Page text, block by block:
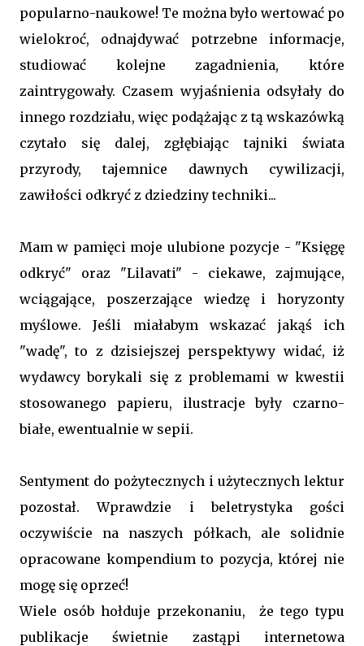
popularno-naukowe! Te można było wertować po
wielokroć, odnajdywać potrzebne informacje,
studiować kolejne zagadnienia, które
zaintrygowały. Czasem wyjaśnienia odsyłały do
innego rozdziału, więc podążając z tą wskazówką
czytało się dalej, zgłębiając tajniki świata
przyrody, tajemnice dawnych cywilizacji,
zawiłości odkryć z dziedziny techniki...
Mam w pamięci moje ulubione pozycje - "Księgę
odkryć" oraz "Lilavati" - ciekawe, zajmujące,
wciągające, poszerzające wiedzę i horyzonty
myślowe. Jeśli miałabym wskazać jakąś ich
"wadę", to z dzisiejszej perspektywy widać, iż
wydawcy borykali się z problemami w kwestii
stosowanego papieru, ilustracje były czarno-
białe, ewentualnie w sepii.
Sentyment do pożytecznych i użytecznych lektur
pozostał. Wprawdzie i beletrystyka gości
oczywiście na naszych półkach, ale solidnie
opracowane kompendium to pozycja, której nie
mogę się oprzeć!
Wiele osób hołduje przekonaniu, że tego typu
publikacje świetnie zastąpi internetowa